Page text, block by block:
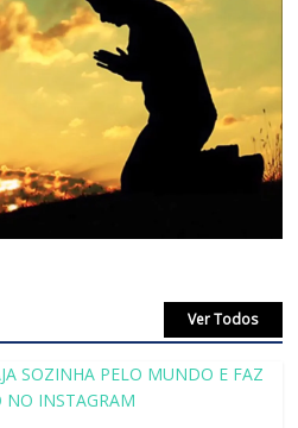
Ver Todos